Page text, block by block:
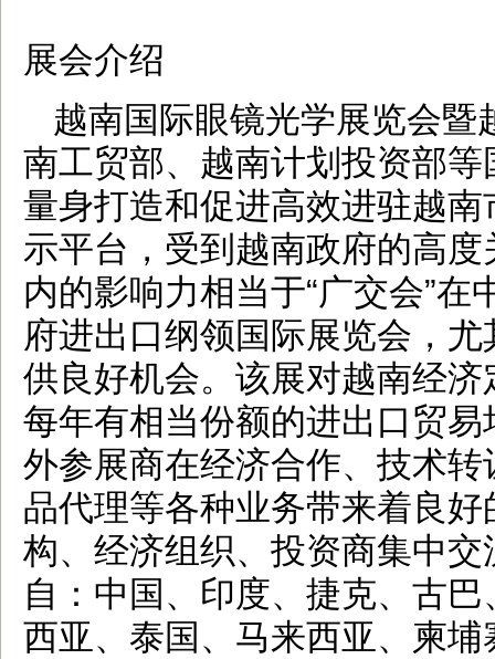
展会介绍
越南国际眼镜光学展览会
南工贸部、越南计划投资部
量身打造和促进高效进驻越
示平台，受到越南政府的高
内的影响力相当于“广交会”
府进出口纲领国际展览会，
供良好机会。该展对越南经
每年有相当份额的进出口贸
外参展商在经济合作、技术
品代理等各种业务带来着良
构、经济组织、投资商集中
自：中国、印度、捷克、古
西亚、泰国、马来西亚、柬